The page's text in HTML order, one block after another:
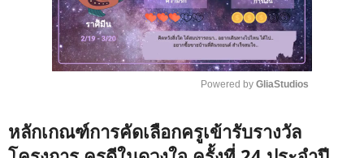
u
t
Powered by GliaStudios
หลักเกณฑ์การคัดเลือกครูเข้ารับรางวัล